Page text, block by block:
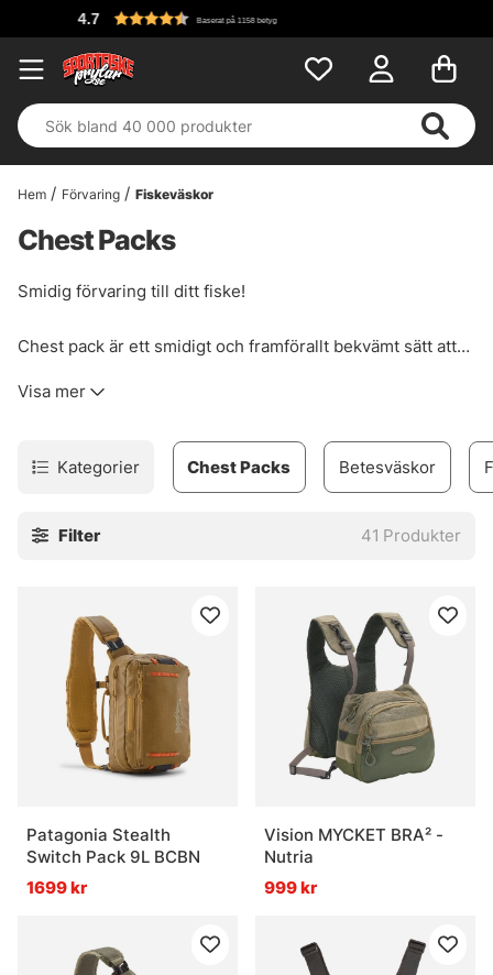
Hem Förvaring Fiskeväskor
Chest Packs
Smidig förvaring till ditt fiske!
Chest pack är ett smidigt och framförallt bekvämt sätt att
inget som säger att du måste vada för att använda en
exempelvis streetfiskar!
Visa mer
Kategorier Betesväskor
Chest Packs
Filter 41 Produkter
Patagonia Stealth
Switch Pack 9L BCBN
1699 kr
Vision MYCKET BRA² -
Nutria
999 kr